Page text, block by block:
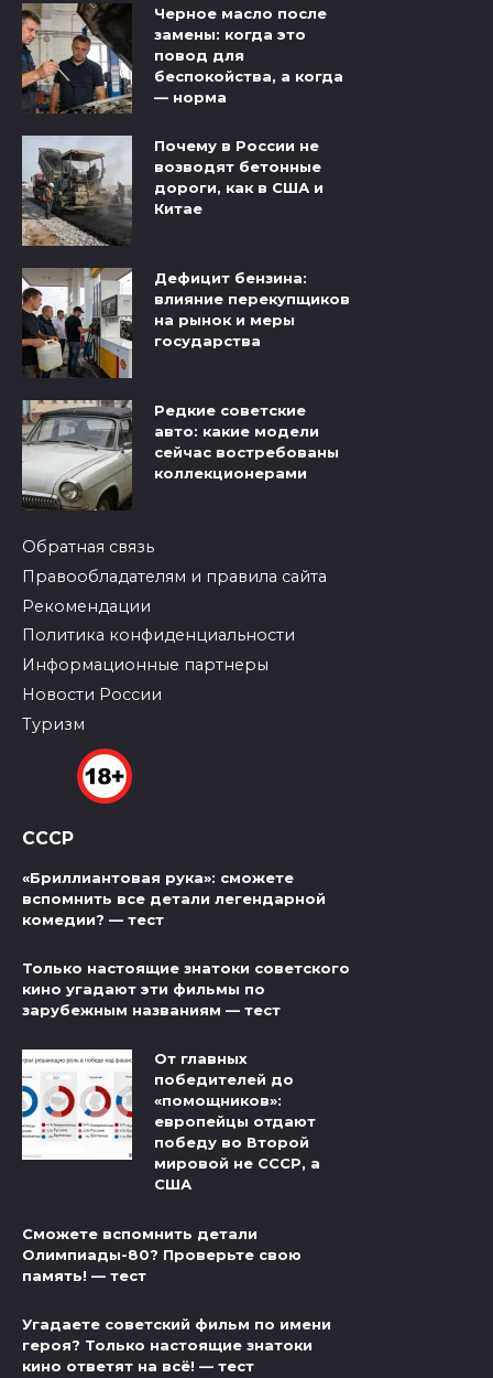
Черное масло после
замены: когда это
повод для
беспокойства, а когда
— норма
Почему в России не
возводят бетонные
дороги, как в США и
Китае
Дефицит бензина:
влияние перекупщиков
на рынок и меры
государства
Редкие советские
авто: какие модели
сейчас востребованы
коллекционерами
Обратная связь
Правообладателям и правила сайта
Рекомендации
Политика конфиденциальности
Информационные партнеры
Новости России
Туризм
СССР
«Бриллиантовая рука»: сможете
вспомнить все детали легендарной
комедии? — тест
Только настоящие знатоки советского
кино угадают эти фильмы по
зарубежным названиям — тест
От главных
победителей до
«помощников»:
европейцы отдают
победу во Второй
мировой не СССР, а
США
Сможете вспомнить детали
Олимпиады-80? Проверьте свою
память! — тест
Угадаете советский фильм по имени
героя? Только настоящие знатоки
кино ответят на всё! — тест